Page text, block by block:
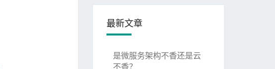
最新文章
是微服务架构不香还是云
不香？